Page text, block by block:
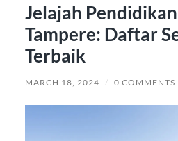
Jelajah
Tampere: Daftar
Terbaik
MARCH 18, 2024 / 0 COMMENTS